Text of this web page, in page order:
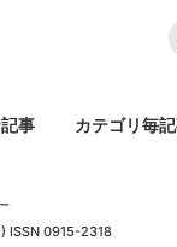
事 カテゴリ毎
ISSN 0915-2318